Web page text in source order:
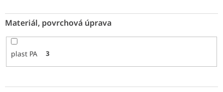
Materiál, povrchová úprava
plast PA 3